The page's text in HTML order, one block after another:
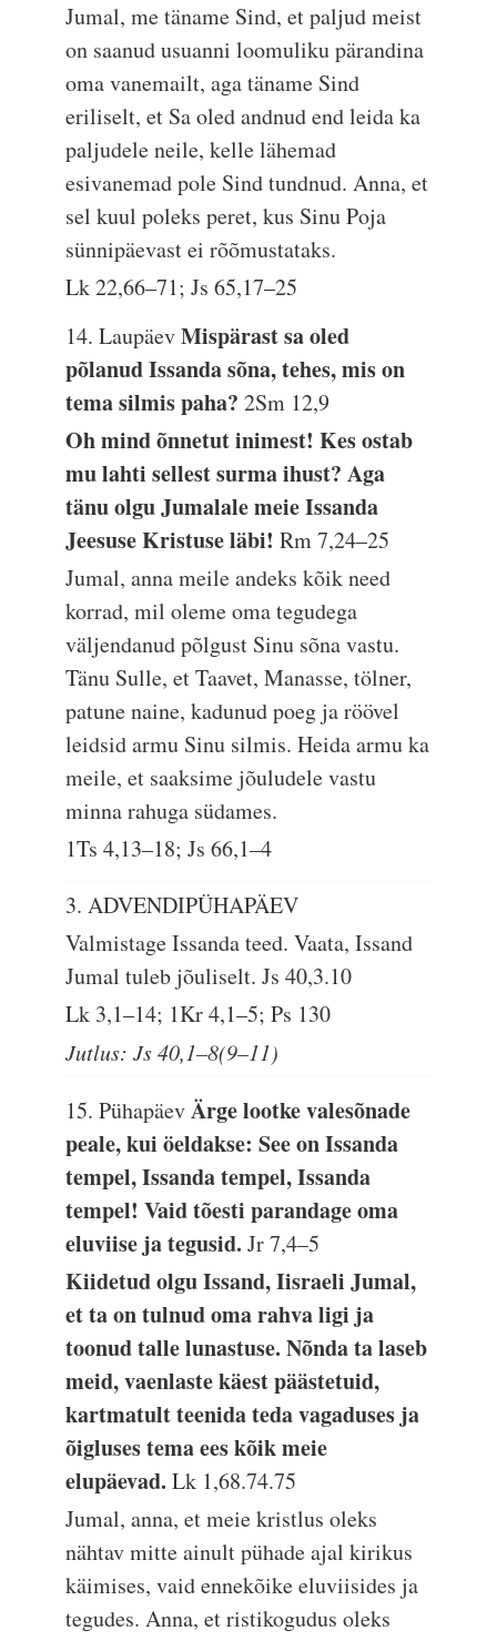
Jumal, me täname Sind, et paljud meist
on saanud usuanni loomuliku pärandina
oma vanemailt, aga täname Sind
eriliselt, et Sa oled andnud end leida ka
paljudele neile, kelle lähemad
esivanemad pole Sind tundnud. Anna, et
sel kuul poleks peret, kus Sinu Poja
sünnipäevast ei rõõmustataks.
Lk 22,66–71; Js 65,17–25
14. LaupäevMispärast sa oled
põlanud Issanda sõna, tehes, mis on
tema silmis paha?2Sm 12,9
Oh mind õnnetut inimest! Kes ostab
mu lahti sellest surma ihust? Aga
tänu olgu Jumalale meie Issanda
Jeesuse Kristuse läbi!Rm 7,24–25
Jumal, anna meile andeks kõik need
korrad, mil oleme oma tegudega
väljendanud põlgust Sinu sõna vastu.
Tänu Sulle, et Taavet, Manasse, tölner,
patune naine, kadunud poeg ja röövel
leidsid armu Sinu silmis. Heida armu ka
meile, et saaksime jõuludele vastu
minna rahuga südames.
1Ts 4,13–18; Js 66,1–4
3. ADVENDIPÜHAPÄEV
Valmistage Issanda teed. Vaata, Issand
Jumal tuleb jõuliselt.Js 40,3.10
Lk 3,1–14; 1Kr 4,1–5; Ps 130
Jutlus: Js 40,1–8(9–11)
15. PühapäevÄrge lootke valesõnade
peale, kui öeldakse: See on Issanda
tempel, Issanda tempel, Issanda
tempel! Vaid tõesti parandage oma
eluviise ja tegusid.Jr 7,4–5
Kiidetud olgu Issand, Iisraeli Jumal,
et ta on tulnud oma rahva ligi ja
toonud talle lunastuse. Nõnda ta laseb
meid, vaenlaste käest päästetuid,
kartmatult teenida teda vagaduses ja
õigluses tema ees kõik meie
elupäevad.Lk 1,68.74.75
Jumal, anna, et meie kristlus oleks
nähtav mitte ainult pühade ajal kirikus
käimises, vaid ennekõike eluviisides ja
tegudes. Anna, et ristikogudus oleks